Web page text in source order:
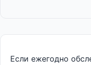
Если ежегодно